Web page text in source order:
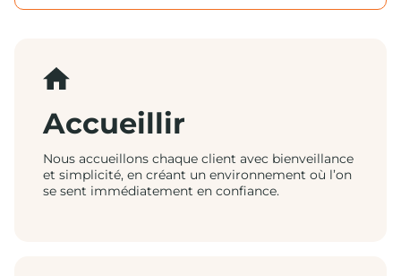
Accueillir
Nous accueillons chaque client avec bienveillance
et simplicité, en créant un environnement où l’on
se sent immédiatement en confiance.